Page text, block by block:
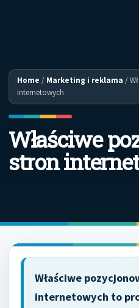
Home / Marketing i reklama /
internetowych
Właściwe
stron
Właściwe
internetowych to